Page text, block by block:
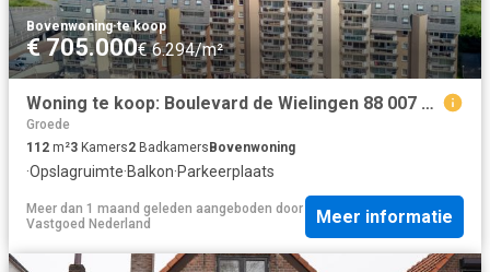
Bovenwoning·te koop
€ 705.000€ 6.294/m²
Woning te koop: Boulevard de Wielingen 88 007 4 JL Cadzand Vastgoed Nederland
Groede
112 m²3 Kamers2 Badkamers Bovenwoning
·Opslagruimte·Balkon·Parkeerplaats
Meer dan 1 maand geleden aangeboden door
Vastgoed Nederland
Meer informatie